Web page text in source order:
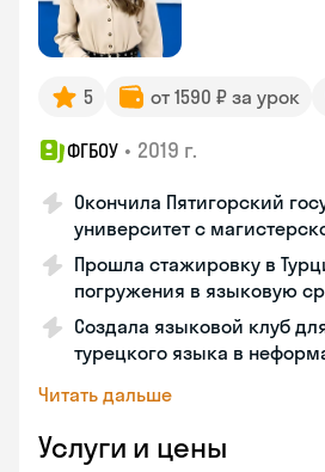
5 от 1590 ₽ за урок
ФГБОУ • 2019 г.
Окончила Пятигорский
университет с
Прошла стажировку в
погружения в языковую
Создала языковой клуб
турецкого языка в
Читать дальше
Услуги и цены